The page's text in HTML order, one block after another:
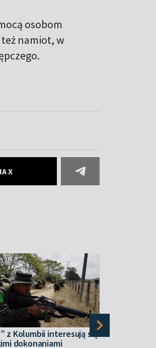
osobom
namiot, w
X
z Kolumbii interesują się
dokonaniami